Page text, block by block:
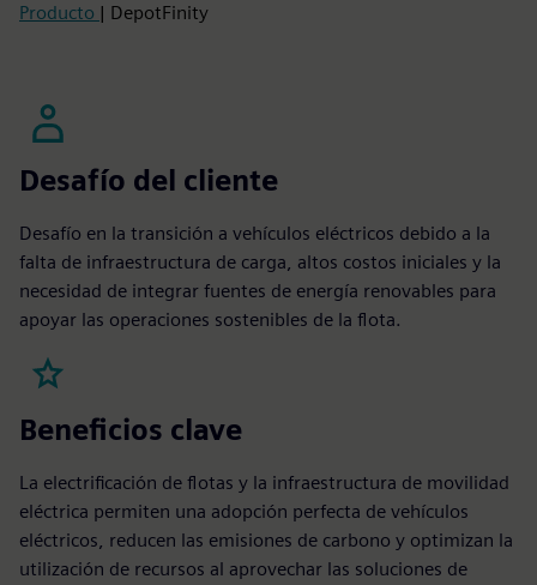
Producto | DepotFinity
Desafío del cliente
Desafío en la transición a vehículos eléctricos debido a la
falta de infraestructura de carga, altos costos iniciales y la
necesidad de integrar fuentes de energía renovables para
apoyar las operaciones sostenibles de la flota.
Beneficios clave
La electrificación de flotas y la infraestructura de movilidad
eléctrica permiten una adopción perfecta de vehículos
eléctricos, reducen las emisiones de carbono y optimizan la
utilización de recursos al aprovechar las soluciones de